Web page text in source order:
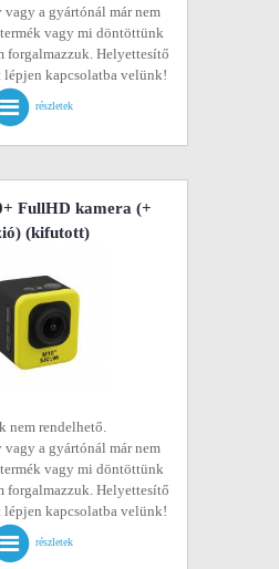
a gyártónál már nem
vagy mi döntöttünk
forgalmazzuk. Helyettesítő
lépjen kapcsolatba velünk!
részletek
FullHD kamera (+
(kifutott)
nem rendelhető.
a gyártónál már nem
vagy mi döntöttünk
forgalmazzuk. Helyettesítő
lépjen kapcsolatba velünk!
részletek